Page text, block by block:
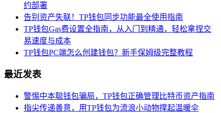
约部署
告别资产失联！TP钱包同步功能最全使用指南
TP钱包Gas费设置全指南，从入门到精通，轻松拿捏交
易速度与成本
TP钱包PC端怎么创建钱包？新手保姆级完整教程
最近发表
警惕中本聪钱包骗局，TP钱包正确管理比特币资产指南
指尖传递善意，用TP钱包为流浪小动物撑起温暖伞